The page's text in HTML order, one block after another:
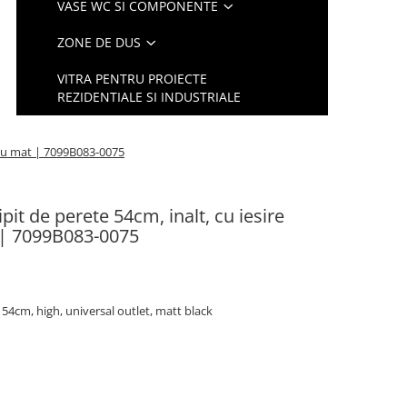
VASE WC SI COMPONENTE
ZONE DE DUS
VITRA PENTRU PROIECTE
REZIDENTIALE SI INDUSTRIALE
mat | 7099B083-0075
de perete 54cm, inalt, cu iesire
0075
high, universal outlet, matt black